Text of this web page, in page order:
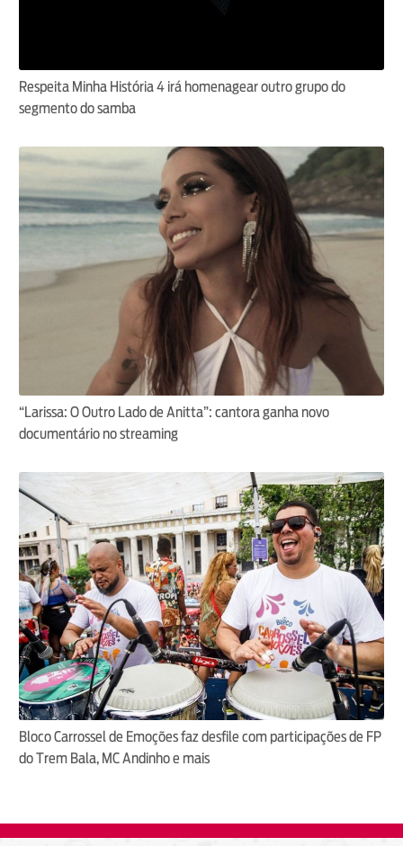
Respeita Minha História 4 irá homenagear outro grupo do
segmento do samba
“Larissa: O Outro Lado de Anitta”: cantora ganha novo
documentário no streaming
Bloco Carrossel de Emoções faz desfile com participações de FP
do Trem Bala, MC Andinho e mais